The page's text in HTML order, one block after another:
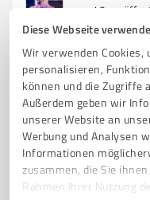
Diese Webseite
Wir verwenden Cookies,
personalisieren,
können und die Zugriffe
Außerdem geben wir
unserer Website an
Werbung und Analysen
Informationen
zusammen, die Sie
Rahmen Ihrer Nutzung
von 40
5 Coaching
Holz und Töne
Holz und Töne OHG -
Musikinstrumente
MUSIKINSTRUMENTE